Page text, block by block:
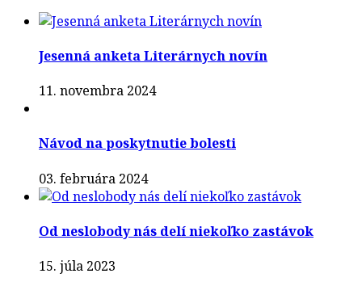
Jesenná anketa Literárnych novín
11. novembra 2024
Návod na poskytnutie bolesti
03. februára 2024
Od neslobody nás delí niekoľko zastávok
15. júla 2023